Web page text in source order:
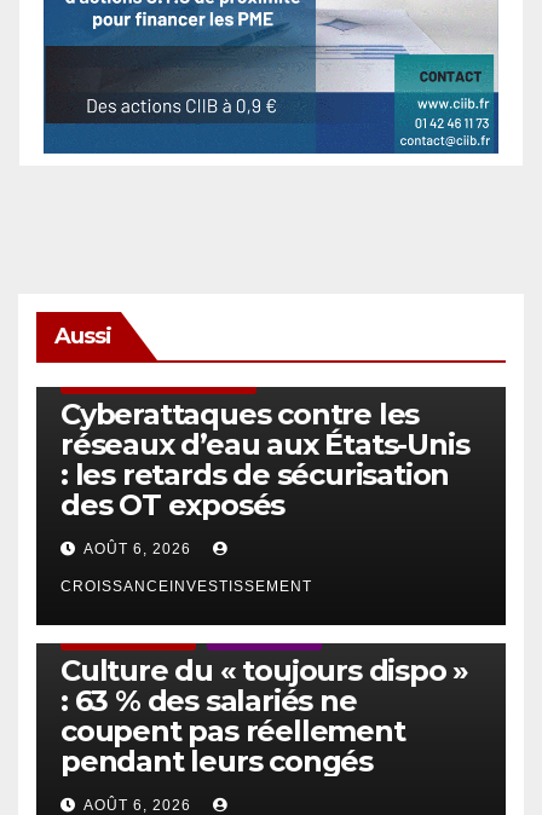
Aussi
Cyberattaques contre les
réseaux d’eau aux États-Unis
: les retards de sécurisation
des OT exposés
AOÛT 6, 2026
CROISSANCEINVESTISSEMENT
Culture du « toujours dispo »
: 63 % des salariés ne
coupent pas réellement
pendant leurs congés
AOÛT 6, 2026